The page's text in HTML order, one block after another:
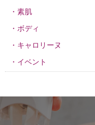
素肌
ボディ
キャロリーヌ
イベント